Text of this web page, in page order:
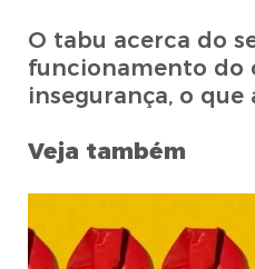
O tabu acerca do
funcionamento do
insegurança, o
Veja também